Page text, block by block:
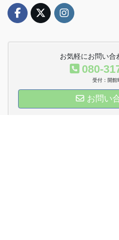
お気軽にお問い合
080-
受付：開館
お問い